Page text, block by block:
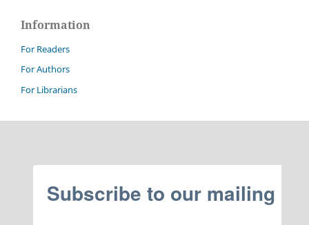
Information
For Readers
For Authors
For Librarians